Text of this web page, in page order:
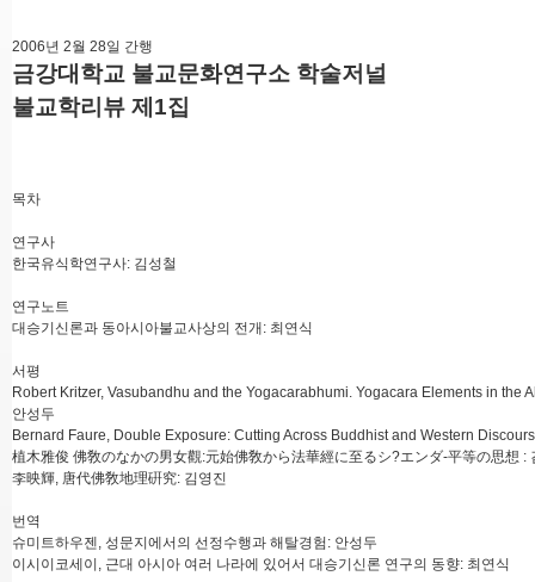
2006년 2월 28일 간행
금강대학교 불교문화연구소 학술저널
불교학리뷰 제1집
목차
연구사
한국유식학연구사: 김성철
연구노트
대승기신론과 동아시아불교사상의 전개: 최연식
서평
Robert Kritzer, Vasubandhu and the Yogacarabhumi. Yogacara Elements in the
안성두
Bernard Faure, Double Exposure: Cutting Across Buddhist and Western
植木雅俊 佛敎のなかの男女觀:元始佛敎から法華經に至るシ?エンダ-平等の思想 :
李映輝, 唐代佛敎地理硏究: 김영진
번역
슈미트하우젠, 성문지에서의 선정수행과 해탈경험: 안성두
이시이코세이, 근대 아시아 여러 나라에 있어서 대승기신론 연구의 동향: 최연식